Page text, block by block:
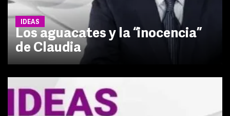
IDEAS
Los aguacates y la “inocencia”
de Claudia